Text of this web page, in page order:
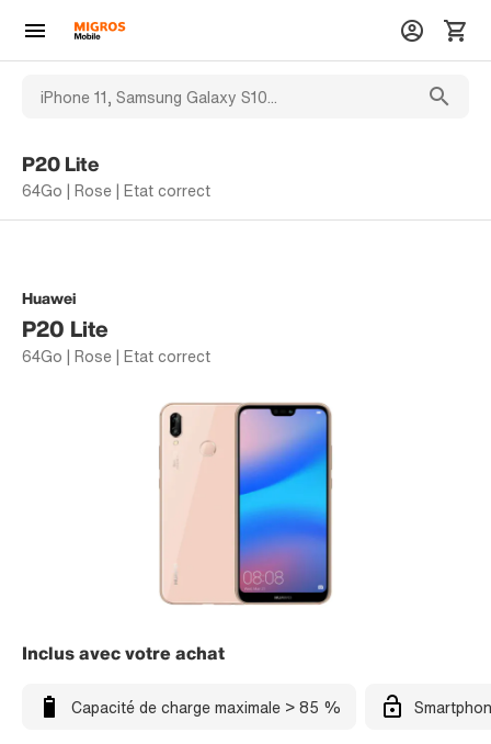
P20 Lite
64Go | Rose | Etat correct
Huawei
P20 Lite
64Go | Rose | Etat correct
Inclus avec votre achat
Capacité de charge maximale > 85 %